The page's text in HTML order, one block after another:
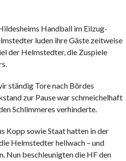
Handball im Eilzug-
luden ihre Gäste zeitweise
der Helmstedter, die Zuspiele
ständig Tore nach Bördes
zur Pause war schmeichelhaft
Schlimmeres verhinderte.
sowie Staat hatten in der
Helmstedter hellwach – und
Nun beschleunigten die HF den